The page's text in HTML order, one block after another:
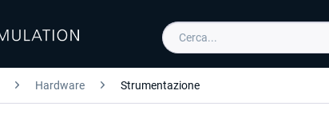
Hardware Strumentazione